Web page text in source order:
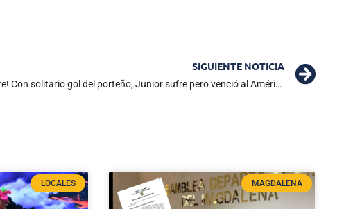
SIGUIENTE NOTICIA
¡Siempre Carlos Bacca, siempre! Con solitario gol del porteño, Junior sufre pero venció al América 1×0
LOCALES MAGDALENA